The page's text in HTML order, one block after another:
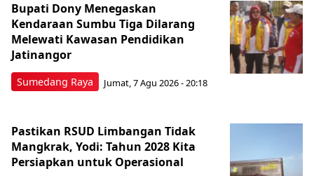
Sumedang Raya
Bupati Dony Menegaskan
Kendaraan Sumbu Tiga Dilarang
Melewati Kawasan Pendidikan
Jatinangor
Jumat, 7 Agu 2026 - 20:18
Pastikan RSUD Limbangan Tidak
Mangkrak, Yodi: Tahun 2028 Kita
Persiapkan untuk Operasional